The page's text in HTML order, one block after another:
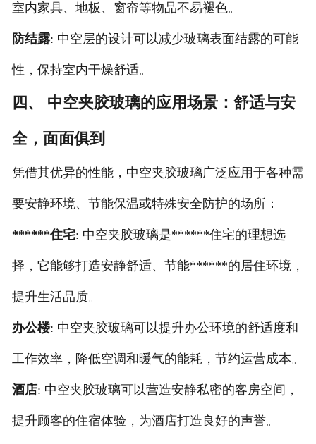
室内家具、地板、窗帘等物品不易褪色。
防结露: 中空层的设计可以减少玻璃表面结露的可能
性，保持室内干燥舒适。
四、 中空夹胶玻璃的应用场景：舒适与安
全，面面俱到
凭借其优异的性能，中空夹胶玻璃广泛应用于各种需
要安静环境、节能保温或特殊安全防护的场所：
******住宅: 中空夹胶玻璃是******住宅的理想选
择，它能够打造安静舒适、节能******的居住环境，
提升生活品质。
办公楼: 中空夹胶玻璃可以提升办公环境的舒适度和
工作效率，降低空调和暖气的能耗，节约运营成本。
酒店: 中空夹胶玻璃可以营造安静私密的客房空间，
提升顾客的住宿体验，为酒店打造良好的声誉。